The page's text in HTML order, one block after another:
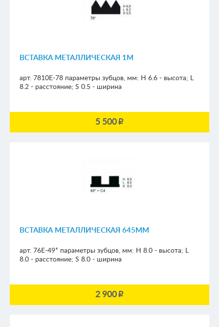
ВСТАВКА МЕТАЛЛИЧЕСКАЯ 1М
арт. 7810E-78 параметры зубцов, мм: H 6.6 - высота; L
8.2 - расстояние; S 0.5 - ширина
5 500p
ВСТАВКА МЕТАЛЛИЧЕСКАЯ 645ММ
арт. 76E-49* параметры зубцов, мм: H 8.0 - высота; L
8.0 - расстояние; S 8.0 - ширина
2 900p